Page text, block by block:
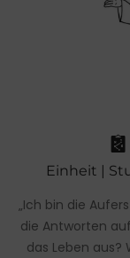
Einheit |
„Ich bin die
die Antworten
das Leben aus?